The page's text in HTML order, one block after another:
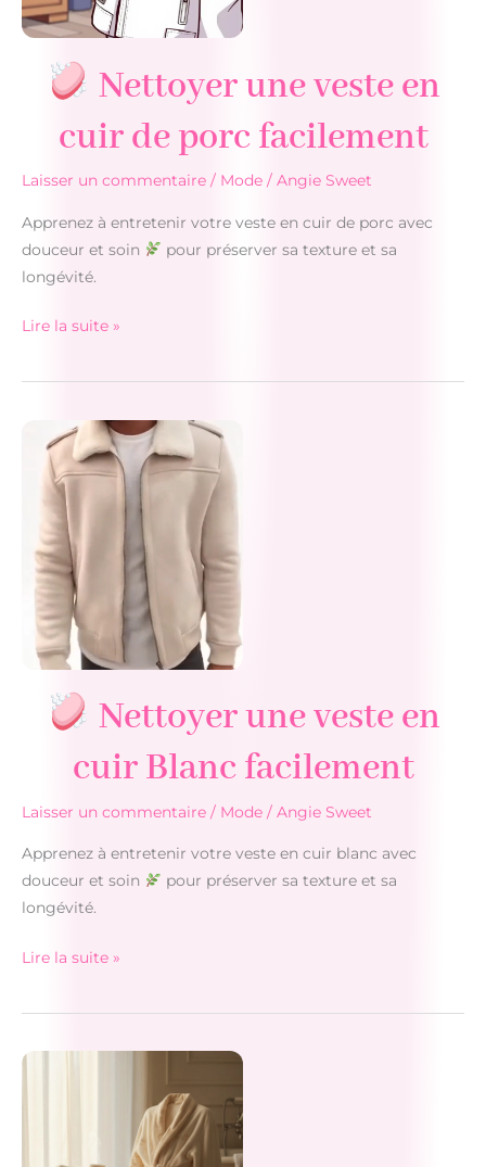
Nettoyer une veste en
cuir de porc facilement
Laisser un commentaire / Mode / Angie Sweet
Apprenez à entretenir votre veste en cuir de porc avec
douceur et soin
pour préserver sa texture et sa
longévité.
une
porc
facilement
Lire la suite »
Nettoyer une veste en
cuir Blanc facilement
Laisser un commentaire / Mode / Angie Sweet
Apprenez à entretenir votre veste en cuir blanc avec
douceur et soin
pour préserver sa texture et sa
longévité.
une
en
Lire la suite »